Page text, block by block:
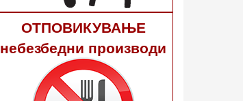
ОТПОВИКУВАЊЕ
небезбедни производи